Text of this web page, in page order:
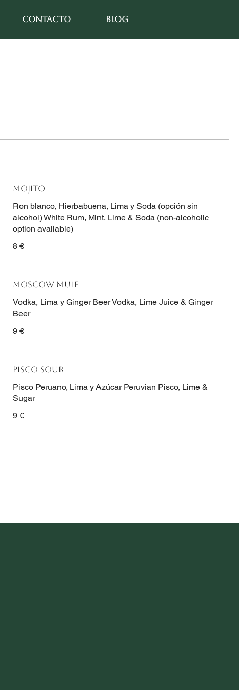
CONTACTO Blog
MOJITO
Ron blanco, Hierbabuena, Lima y Soda (opción sin
alcohol) White Rum, Mint, Lime & Soda (non-alcoholic
option available)
8 €
MOSCOW MULE
Vodka, Lima y Ginger Beer Vodka, Lime Juice & Ginger
Beer
9 €
PISCO SOUR
Pisco Peruano, Lima y Azúcar Peruvian Pisco, Lime &
Sugar
9 €